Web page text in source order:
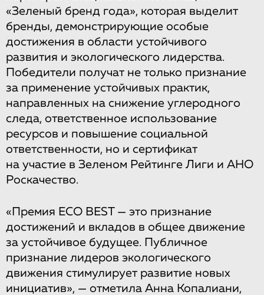
«Зеленый бренд года», которая выделит
бренды, демонстрирующие особые
достижения в области устойчивого
развития и экологического лидерства.
Победители получат не только признание
за применение устойчивых практик,
направленных на снижение углеродного
следа, ответственное использование
ресурсов и повышение социальной
ответственности, но и сертификат
на участие в Зеленом Рейтинге Лиги и АНО
Роскачество.
«Премия ECO BEST — это признание
достижений и вкладов в общее движение
за устойчивое будущее. Публичное
признание лидеров экологического
движения стимулирует развитие новых
инициатив», — отметила Анна Копалиани,